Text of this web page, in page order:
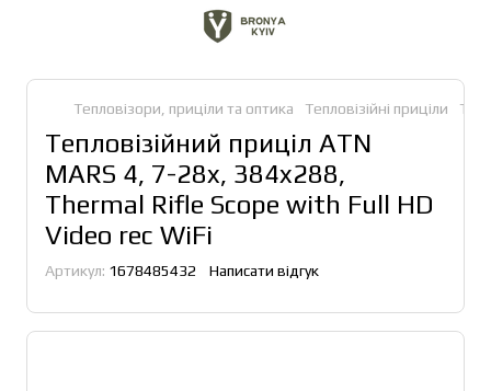
Тепловізори, приціли та оптика Тепловізійні приціли
Тепловізійний приціл ATN
MARS 4, 7-28x, 384x288,
Thermal Rifle Scope with Full HD
Video rec WiFi
Артикул: 1678485432 Написати відгук